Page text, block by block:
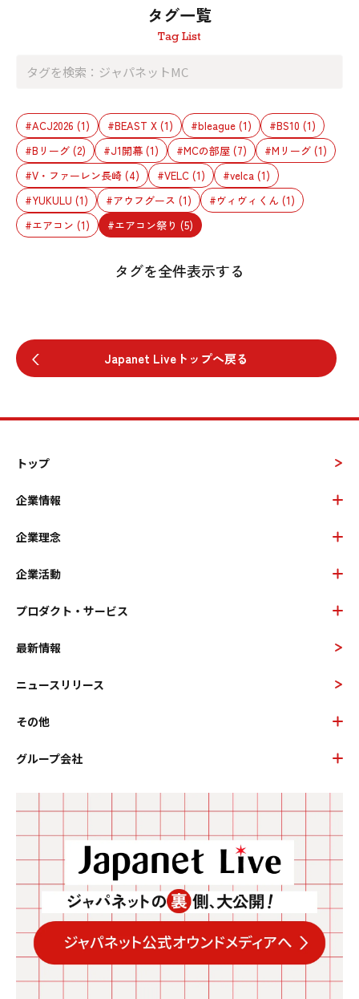
タグ一覧
Tag List
#ACJ2026 (1) #BEAST X (1) #bleague (1) #BS10 (1)
#Bリーグ (2) #J1開幕 (1) #MCの部屋 (7) #Mリーグ (1)
#V・ファーレン長崎 (4) #VELC (1) #velca (1)
#YUKULU (1) #アウフグース (1) #ヴィヴィくん (1)
#エアコン (1) #エアコン祭り (5)
タグを全件表示する
Japanet Liveトップへ戻る
トップ
企業情報
企業理念
企業活動
プロダクト・サービス
最新情報
ニュースリリース
その他
グループ会社